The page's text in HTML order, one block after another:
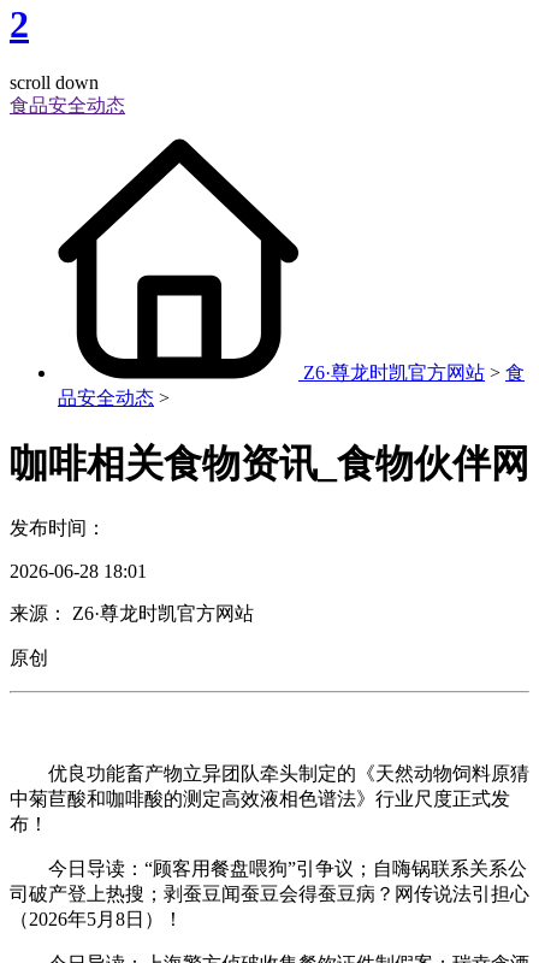
2
scroll down
食品安全动态
Z6·尊龙时凯官方网站 > 食
品安全动态 >
咖啡相关食物资讯_食物伙伴网
发布时间：
2026-06-28 18:01
来源： Z6·尊龙时凯官方网站
原创
优良功能畜产物立异团队牵头制定的《天然动物饲料原猜
中菊苣酸和咖啡酸的测定高效液相色谱法》行业尺度正式发
布！
今日导读：“顾客用餐盘喂狗”引争议；自嗨锅联系关系公
司破产登上热搜；剥蚕豆闻蚕豆会得蚕豆病？网传说法引担心
（2026年5月8日）！